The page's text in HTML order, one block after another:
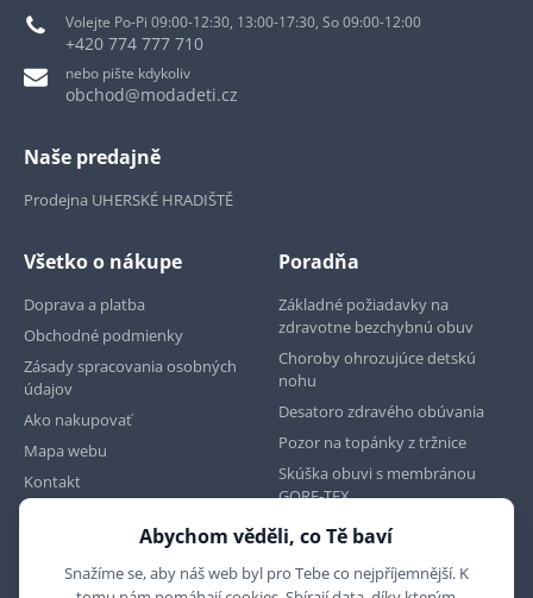
Volejte Po-Pi 09:00-12:30, 13:00-17:30, So 09:00-12:00
+420 774 777 710
nebo pište kdykoliv
obchod@modadeti.cz
Naše predajně
Prodejna UHERSKÉ HRADIŠTĚ
Všetko o nákupe
Doprava a platba
Obchodné podmienky
Zásady spracovania osobných
údajov
Ako nakupovať
Mapa webu
Kontakt
Poradňa
Základné požiadavky na
zdravotne bezchybnú obuv
Choroby ohrozujúce detskú
nohu
Desatoro zdravého obúvania
Pozor na topánky z tržnice
Skúška obuvi s membránou
GORE-TEX
Najdete nás na
Abychom věděli, co Tě baví
Snažíme se, aby náš web byl pro Tebe co nejpříjemnější. K